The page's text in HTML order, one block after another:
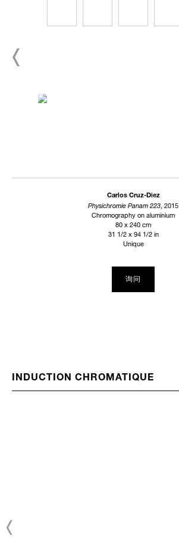
Carlos Cruz-Diez
Physichromie Panam 223, 2015
Chromography on aluminium
80 x 240 cm
31 1/2 x 94 1/2 in
Unique
询问
INDUCTION CHROMATIQUE